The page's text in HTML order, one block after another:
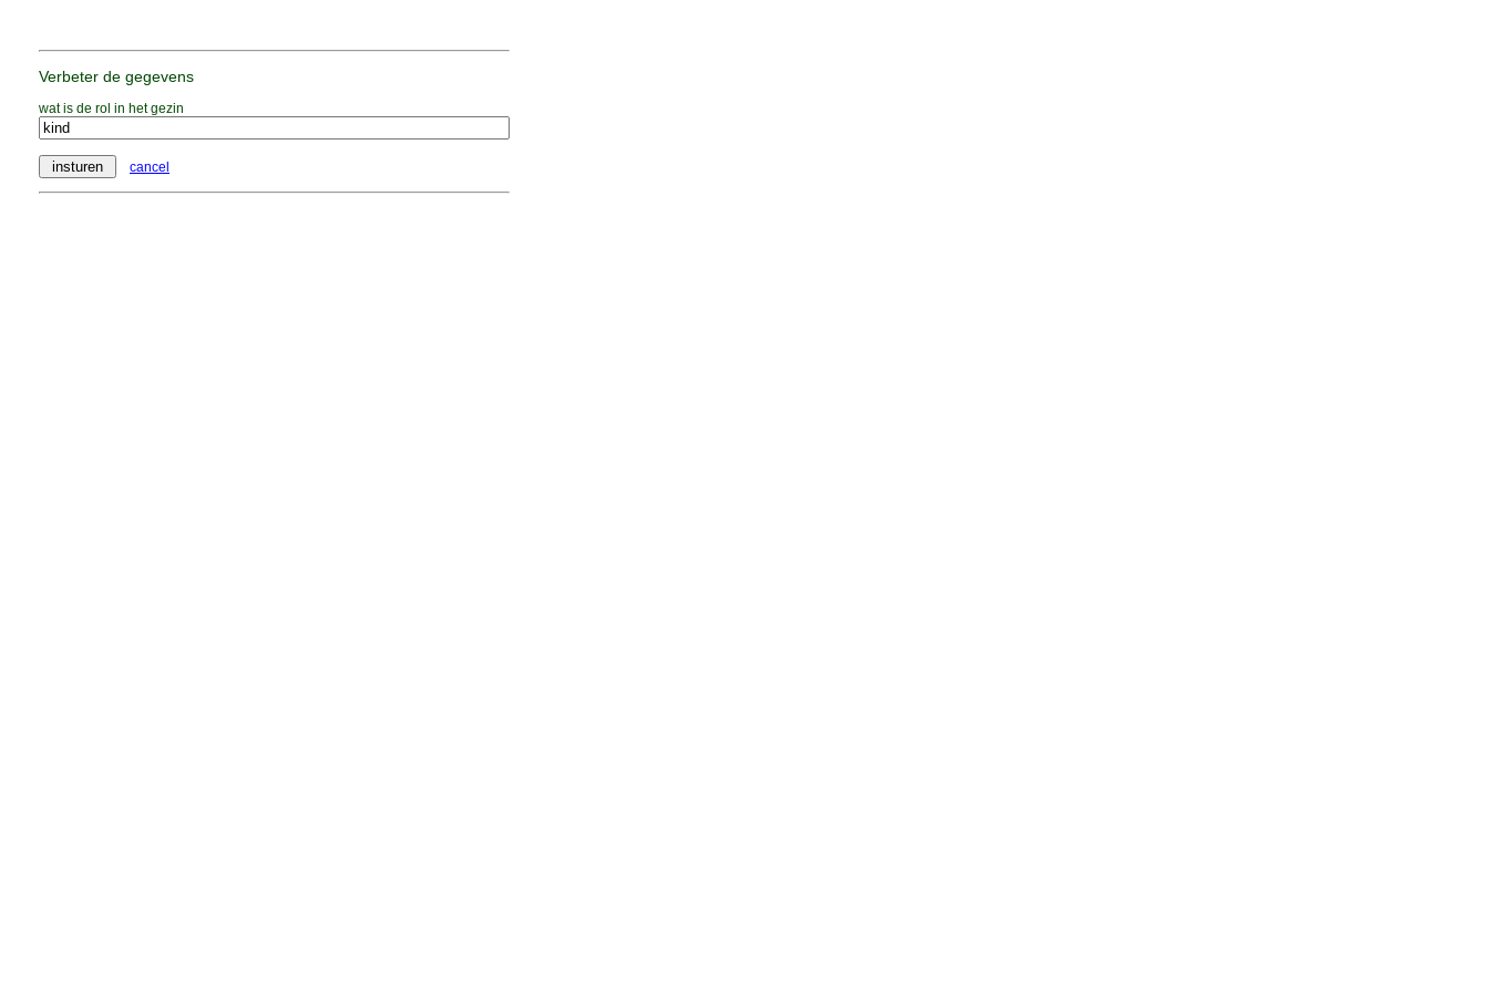
Verbeter de gegevens
wat is de rol in het gezin
cancel